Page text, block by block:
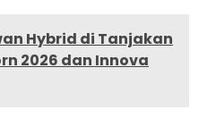
Hybrid di Tanjakan
2026 dan Innova